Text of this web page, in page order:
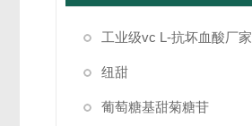
工业级vc L-抗坏血酸厂家
纽甜
葡萄糖基甜菊糖苷